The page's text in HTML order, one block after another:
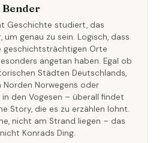
Geschichte studiert, das
um genau zu sein. Logisch, dass
geschichtsträchtigen Orte
angetan haben. Egal ob
Städten Deutschlands,
Norden Norwegens oder
den Vogesen – überall findet
Story, die es zu erzählen lohnt.
nicht am Strand liegen – das
Konrads Ding.